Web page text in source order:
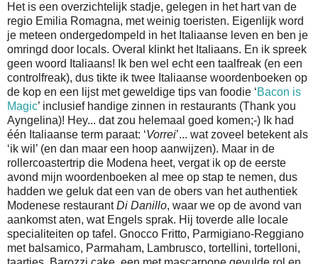
Het is een overzichtelijk stadje, gelegen in het hart van de
regio Emilia Romagna, met weinig toeristen. Eigenlijk word
je meteen ondergedompeld in het Italiaanse leven en ben je
omringd door locals. Overal klinkt het Italiaans. En ik spreek
geen woord Italiaans! Ik ben wel echt een taalfreak (en een
controlfreak), dus tikte ik twee Italiaanse woordenboeken op
de kop en een lijst met geweldige tips van foodie ‘Bacon is
Magic’ inclusief handige zinnen in restaurants (Thank you
Ayngelina)! Hey... dat zou helemaal goed komen;-) Ik had
één Italiaanse term paraat: ‘Vorrei’... wat zoveel betekent als
‘ik wil’ (en dan maar een hoop aanwijzen). Maar in de
rollercoastertrip die Modena heet, vergat ik op de eerste
avond mijn woordenboeken al mee op stap te nemen, dus
hadden we geluk dat een van de obers van het authentiek
Modenese restaurantDi Danillo, waar we op de avond van
aankomst aten, wat Engels sprak. Hij toverde alle locale
specialiteiten op tafel. Gnocco Fritto, Parmigiano-Reggiano
met balsamico, Parmaham, Lambrusco, tortellini, tortelloni,